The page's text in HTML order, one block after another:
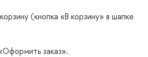
(кнопка «В корзину» в шапке
заказ».